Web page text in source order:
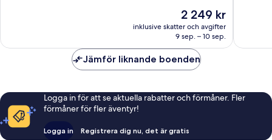
day
Priset
2 249 kr
2 249 kr
inklusive skatter och avgifter
9 sep. – 10 sep.
access
Jämför liknande boenden
Logga in för att se aktuella rabatter och förmåner. Fler
förmåner för fler äventyr!
Logga in Registrera dig nu, det är gratis